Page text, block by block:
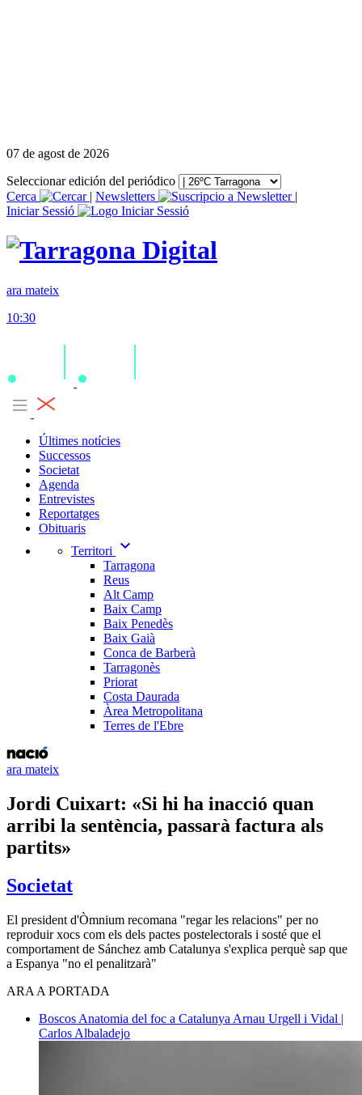
07 de agost de 2026
Seleccionar edición del periódico
Cerca
| Newsletters
|
Iniciar Sessió
ara mateix
10:30
Últimes notícies
Successos
Societat
Agenda
Entrevistes
Reportatges
Obituaris
Territori
expand_more
Tarragona
Reus
Alt Camp
Baix Camp
Baix Penedès
Baix Gaià
Conca de Barberà
Tarragonès
Priorat
Costa Daurada
Àrea Metropolitana
Terres de l'Ebre
ara mateix
Jordi Cuixart: «Si hi ha inacció quan
arribi la sentència, passarà factura als
partits»
Societat
El president d'Òmnium recomana "regar les relacions" per no
reproduir xocs com els dels pactes postelectorals i sosté que el
comportament de Sánchez amb Catalunya s'explica perquè sap que
a Espanya "no el penalitzarà"
ARA A PORTADA
Boscos Anatomia del foc a Catalunya Arnau Urgell i Vidal |
Carlos Albaladejo